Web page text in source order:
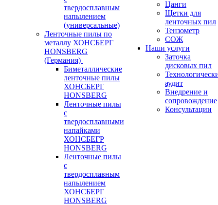
твердосплавным
напылением
(универсальные)
Ленточные пилы по
металлу ХОНСБЕРГ
HONSBERG
(Германия)
Биметаллические
ленточные пилы
ХОНСБЕРГ
HONSBERG
Ленточные пилы
с
твердосплавными
напайками
ХОНСБЕГР
HONSBERG
Ленточные пилы
с
твердосплавным
напылением
ХОНСБЕРГ
HONSBERG
Цанги
Щетки для
ленточных пил
Тензометр
СОЖ
Наши услуги
Заточка
дисковых пил
аудит
Внедрение и
сопровождение
Консультации